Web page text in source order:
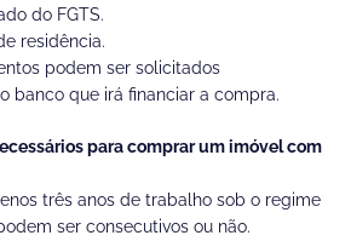
do FGTS.
residência.
podem ser solicitados
banco que irá financiar a compra.
para comprar um imóvel com
três anos de trabalho sob o regime
ser consecutivos ou não.